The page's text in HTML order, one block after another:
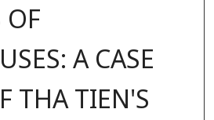
OF
A CASE
THA TIEN'S